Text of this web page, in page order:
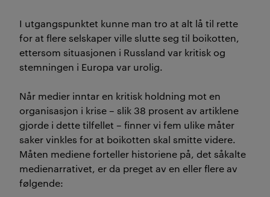
I utgangspunktet kunne man tro at alt lå til rette
forat flere selskaper ville slutte seg til boikotten,
ettersom situasjonen i Russland var kritisk og
stemningen i Europa var urolig.
Når medier inntar en kritisk holdning mot en
organisasjon i krise– slik 38 prosent av artiklene
gjorde i dette tilfellet – finner vi fem ulike måter
saker vinkles for at boikotten skal smittevidere.
Måten mediene forteller historiene på, det såkalte
medienarrativet, er da preget av en eller flere av
følgende: